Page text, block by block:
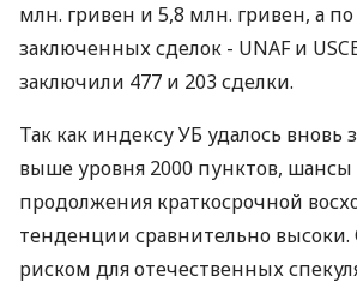
млн. гривен и 5,8 млн. гривен, а
заключенных сделок - UNAF и
заключили 477 и 203 сделки.
Так как индексу УБ удалось вновь
выше уровня 2000 пунктов, шансы
продолжения краткосрочной
тенденции сравнительно
риском для отечественных